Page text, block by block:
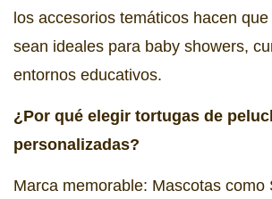
los accesorios temáticos hacen
sean ideales para baby showers,
entornos educativos.
¿Por qué elegir tortugas de
personalizadas?
Marca memorable: Mascotas como